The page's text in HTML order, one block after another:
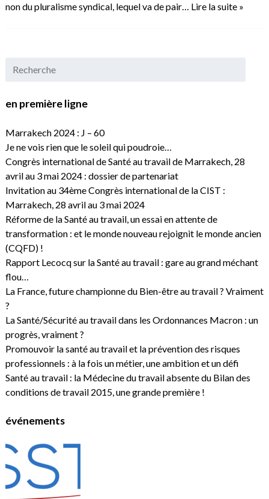
non du pluralisme syndical, lequel va de pair… Lire la suite »
en première ligne
Marrakech 2024 : J – 60
Je ne vois rien que le soleil qui poudroie…
Congrès international de Santé au travail de Marrakech, 28
avril au 3 mai 2024 : dossier de partenariat
Invitation au 34ème Congrès international de la CIST :
Marrakech, 28 avril au 3 mai 2024
Réforme de la Santé au travail, un essai en attente de
transformation : et le monde nouveau rejoignit le monde ancien
(CQFD) !
Rapport Lecocq sur la Santé au travail : gare au grand méchant
flou…
La France, future championne du Bien-être au travail ? Vraiment
?
La Santé/Sécurité au travail dans les Ordonnances Macron : un
progrès, vraiment ?
Promouvoir la santé au travail et la prévention des risques
professionnels : à la fois un métier, une ambition et un défi
Santé au travail : la Médecine du travail absente du Bilan des
conditions de travail 2015, une grande première !
événements